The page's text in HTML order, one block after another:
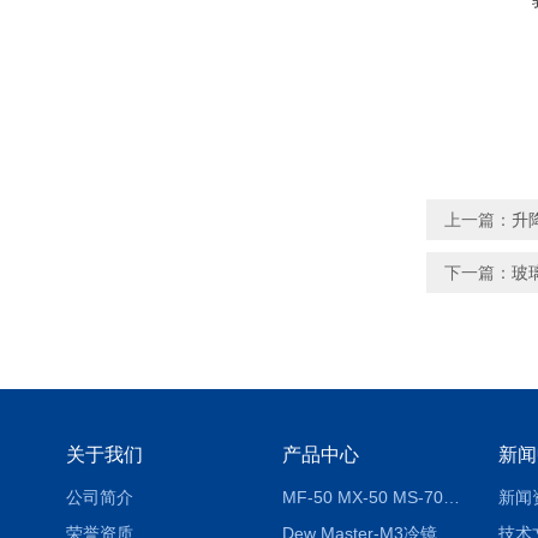
上一篇： 升
下一篇： 玻
关于我们
公司简介
荣誉资质
产品中心
MF-50 MX-50 MS-70卤素水分测定仪 红外线水分仪
Dew Master-M3冷镜式露点仪
新
新闻
技术